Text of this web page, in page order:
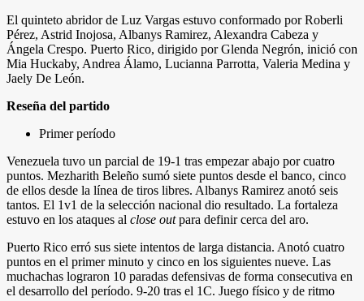
El quinteto abridor de Luz Vargas estuvo conformado por Roberli
Pérez, Astrid Inojosa, Albanys Ramirez, Alexandra Cabeza y
Ángela Crespo. Puerto Rico, dirigido por Glenda Negrón, inició con
Mia Huckaby, Andrea Álamo, Lucianna Parrotta, Valeria Medina y
Jaely De León.
Reseña del partido
Primer período
Venezuela tuvo un parcial de 19-1 tras empezar abajo por cuatro
puntos. Mezharith Beleño sumó siete puntos desde el banco, cinco
de ellos desde la línea de tiros libres. Albanys Ramirez anotó seis
tantos. El 1v1 de la selección nacional dio resultado. La fortaleza
estuvo en los ataques al close outpara definir cerca del aro.
Puerto Rico erró sus siete intentos de larga distancia. Anotó cuatro
puntos en el primer minuto y cinco en los siguientes nueve. Las
muchachas lograron 10 paradas defensivas de forma consecutiva en
el desarrollo del período. 9-20 tras el 1C. Juego físico y de ritmo